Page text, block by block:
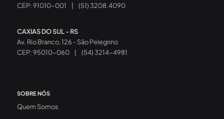
CEP: 91010-001
(51) 3208.4090
CAXIAS DO SUL - RS
Av. Rio Branco, 126 - São Pelegrino
CEP: 95010-060
| (54) 3214-4981
SOBRE NÓS
Quem Somos